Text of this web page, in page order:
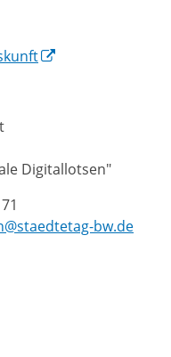
Digitallotsen"
bw.de